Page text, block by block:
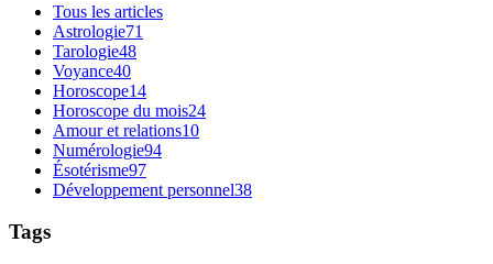
Tous les articles
Astrologie71
Tarologie48
Voyance40
Horoscope14
Horoscope du mois24
Amour et relations10
Numérologie94
Ésotérisme97
Développement personnel38
Tags